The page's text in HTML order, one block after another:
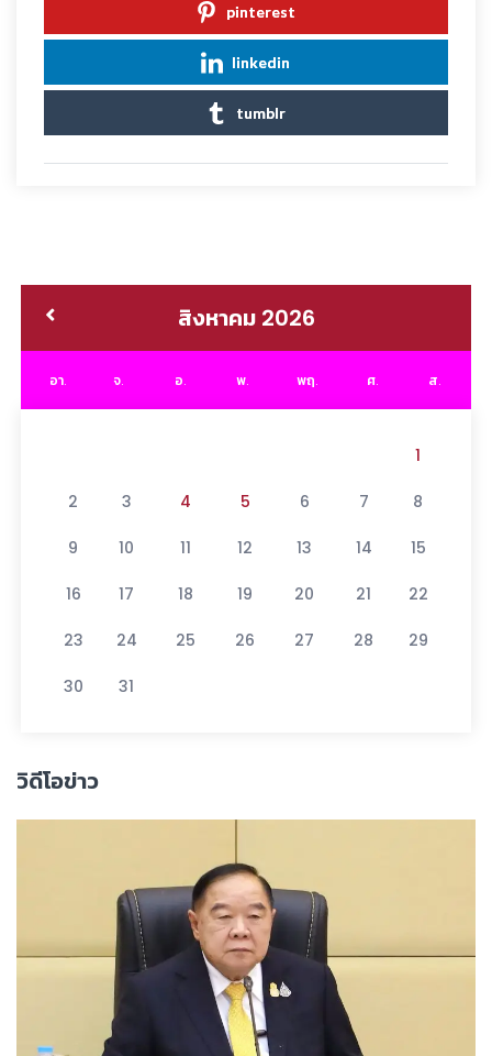
pinterest
linkedin
tumblr
สิงหาคม 2026
อา. จ. อ. พ. พฤ. ศ. ส.
1
2 3 4 5 6 7 8
9 10 11 12 13 14 15
16 17 18 19 20 21 22
23 24 25 26 27 28 29
30 31
วิดีโอข่าว